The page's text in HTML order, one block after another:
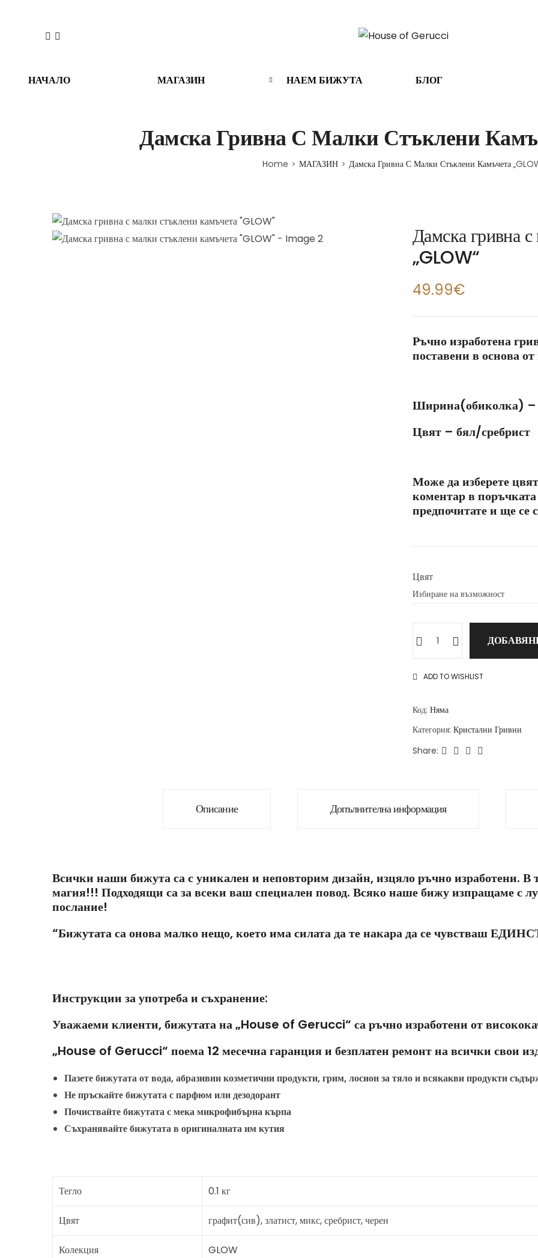
НАЧАЛО МАГАЗИН НАЕМ БИЖУТА БЛОГ
Дамска Гривна С Малки Стъклени
Home > МАГАЗИН > Дамска Гривна С Малки Стъклени Камъчета
Дамска гривна
„GLOW“
49.99€
Ръчно изработена
поставени в основа
Ширина(обиколка) –
Цвят – бял/сребрист
Може да изберете
коментар в
предпочитате и ще се
Цвят
ADD TO WISHLIST
Код: Няма
Категория: Кристални Гривни
Share:
Описание Допълнителна информация
Всички наши бижута са с уникален и неповторим дизайн, изцяло ръчно изработени. В
магия!!! Подходящи са за всеки ваш специален повод. Всяко наше бижу изпращаме с
послание!
“Бижутата са онова малко нещо, което има силата да те накара да се чувстваш
Инструкции за употреба и съхранение:
Уважаеми клиенти, бижутата на „House of Gerucci“ са ръчно изработени от
„House of Gerucci“ поема 12 месечна гаранция и безплатен ремонт на всички свои
Пазете бижутата от вода, абразивни козметични продукти, грим, лосион за тяло и всякакви продукти
Не пръскайте бижутата с парфюм или дезодорант
Почиствайте бижутата с мека микрофибърна кърпа
Съхранявайте бижутата в оригиналната им кутия
Тегло 0.1 кг
Цвят графит(сив), златист, микс, сребрист, черен
Колекция GLOW